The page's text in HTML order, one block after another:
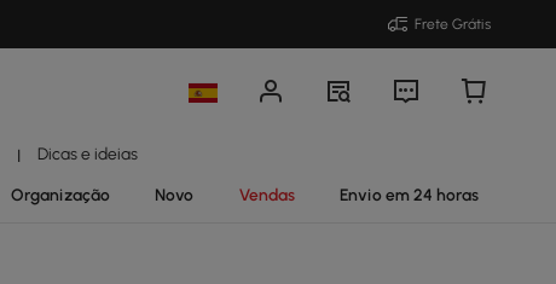
Frete Grátis
| Dicas e ideias
Organização Novo Vendas Envio em 24 horas